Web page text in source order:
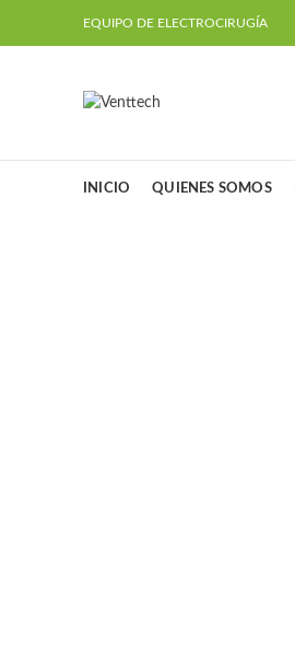
EQUIPO DE ELECTROCIRUGÍA
INICIO QUIENES SOMOS